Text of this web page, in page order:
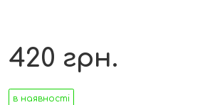
420 грн.
в наявності